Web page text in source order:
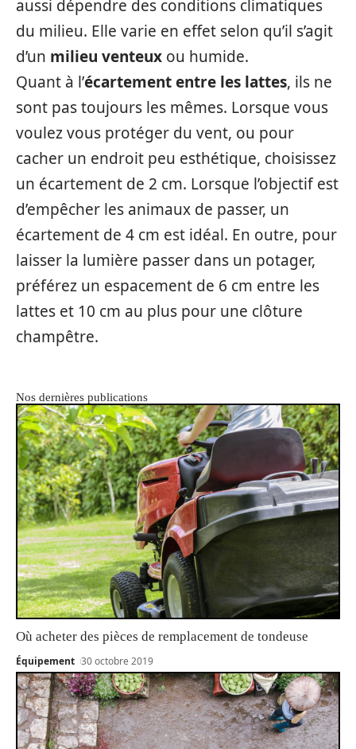
aussi dépendre des conditions climatiques
du milieu. Elle varie en effet selon qu’il s’agit
d’un milieu venteux ou humide.
Quant à l’écartement entre les lattes, ils ne
sont pas toujours les mêmes. Lorsque vous
voulez vous protéger du vent, ou pour
cacher un endroit peu esthétique, choisissez
un écartement de 2 cm. Lorsque l’objectif est
d’empêcher les animaux de passer, un
écartement de 4 cm est idéal. En outre, pour
laisser la lumière passer dans un potager,
préférez un espacement de 6 cm entre les
lattes et 10 cm au plus pour une clôture
champêtre.
Nos dernières publications
Où acheter des pièces de remplacement de tondeuse
Équipement 30 octobre 2019